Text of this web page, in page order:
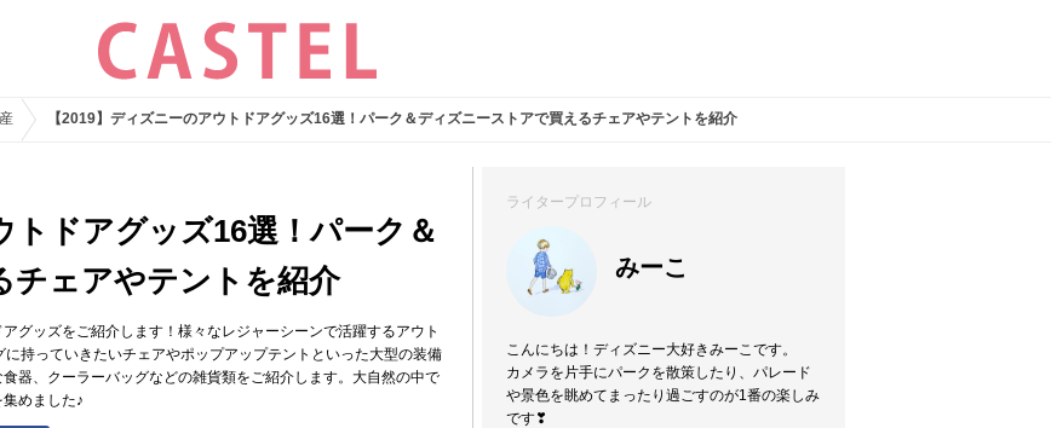
【2019】ディズニーのアウトドアグッズ16選！パーク＆ディズニーストアで買えるチェアやテントを紹介
トドアグッズ16選！パーク＆
チェアやテントを紹介
グッズをご紹介します！様々なレジャーシーンで活躍するアウト
持っていきたいチェアやポップアップテントといった大型の装備
器、クーラーバッグなどの雑貨類をご紹介します。大自然の中で
めました♪
ライタープロフィール
みーこ
こんにちは！ディズニー大好きみーこです。
カメラを片手にパークを散策したり、パレード
や景色を眺めてまったり過ごすのが1番の楽しみ
です❣